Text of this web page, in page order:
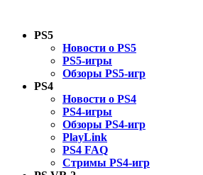
PS5
Новости о PS5
PS5-игры
Обзоры PS5-игр
PS4
Новости о PS4
PS4-игры
Обзоры PS4-игр
PlayLink
PS4 FAQ
Стримы PS4-игр